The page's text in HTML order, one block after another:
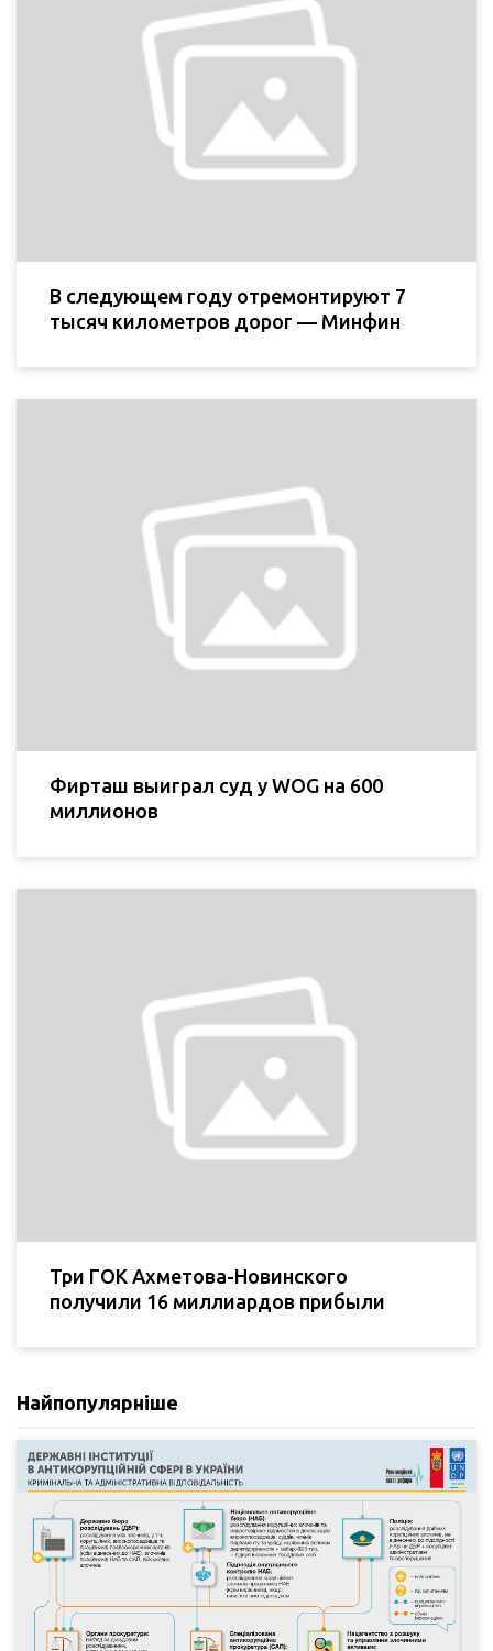
В следующем году отремонтируют 7
тысяч километров дорог — Минфин
Фирташ выиграл суд у WOG на 600
миллионов
Три ГОК Ахметова-Новинского
получили 16 миллиардов прибыли
Найпопулярніше